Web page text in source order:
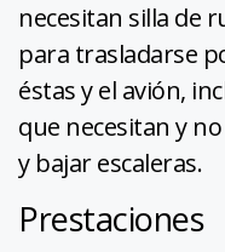
necesitan silla de
para trasladarse
éstas y el avión,
que necesitan y
y bajar escaleras.
Prestaciones